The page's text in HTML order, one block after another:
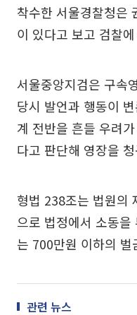
착수한 서울경찰청은
이 있다고 보고 검찰
서울중앙지검은 구속
당시 발언과 행동이
계 전반을 흔들 우려
다고 판단해 영장을
형법 238조는 법원의
으로 법정에서 소동
는 700만원 이하의
관련 뉴스